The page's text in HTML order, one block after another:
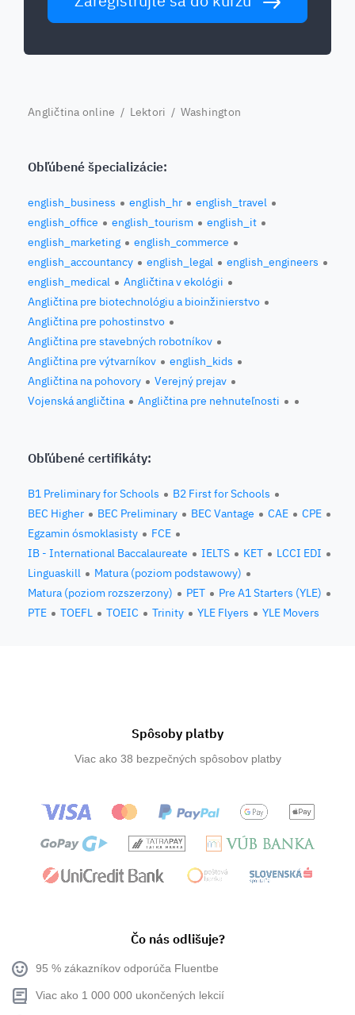
Angličtina online / Lektori / Washington
Obľúbené špecializácie:
english_business english_hr
english_travel
english_office
english_tourism
english_it
english_marketing
english_commerce
english_accountancy
english_legal
english_engineers
english_medical
Angličtina v ekológii
Angličtina pre biotechnológiu a bioinžinierstvo
Angličtina pre pohostinstvo
Angličtina pre stavebných robotníkov
Angličtina pre výtvarníkov
english_kids
Angličtina na pohovory
Verejný prejav
Vojenská angličtina
Angličtina pre nehnuteľnosti
Obľúbené certifikáty:
B1 Preliminary for Schools
B2 First for Schools
BEC Higher
BEC Preliminary BEC Vantage CAE
CPE
Egzamin ósmoklasisty
FCE
IB - International Baccalaureate
IELTS KET
LCCI EDI
Linguaskill
Matura (poziom podstawowy)
Matura (poziom rozszerzony)
PET
Pre A1 Starters (YLE)
PTE
TOEFL TOEIC Trinity YLE Flyers YLE Movers
Spôsoby platby
Viac ako 38 bezpečných spôsobov platby
Čo nás odlišuje?
95 % zákazníkov odporúča Fluentbe
Viac ako 1 000 000 ukončených lekcií